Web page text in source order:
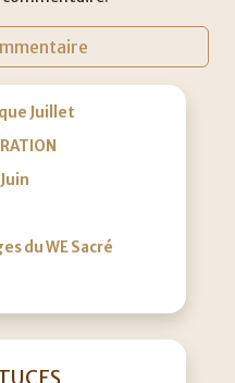
Juillet
du WE Sacré